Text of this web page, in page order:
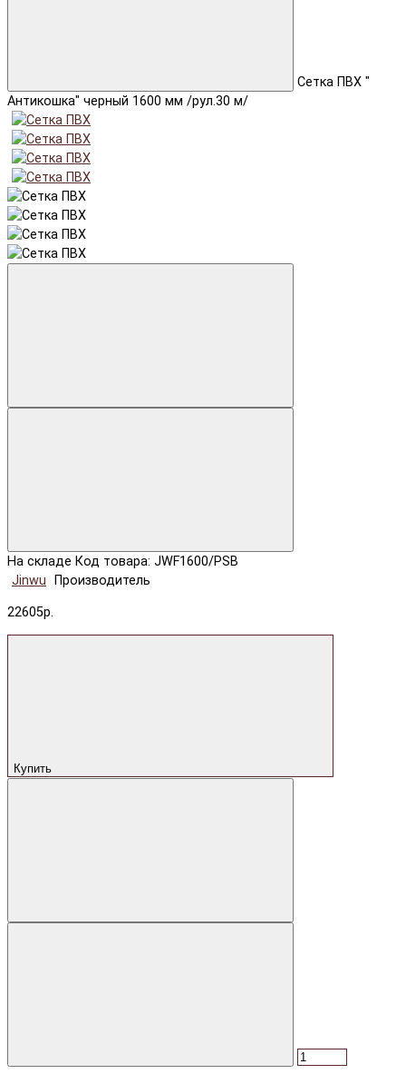
Сетка ПВХ "
Антикошка" черный 1600 мм /рул.30 м/
На складе Код товара: JWF1600/PSB
Jinwu
Производитель
22605р.
Купить